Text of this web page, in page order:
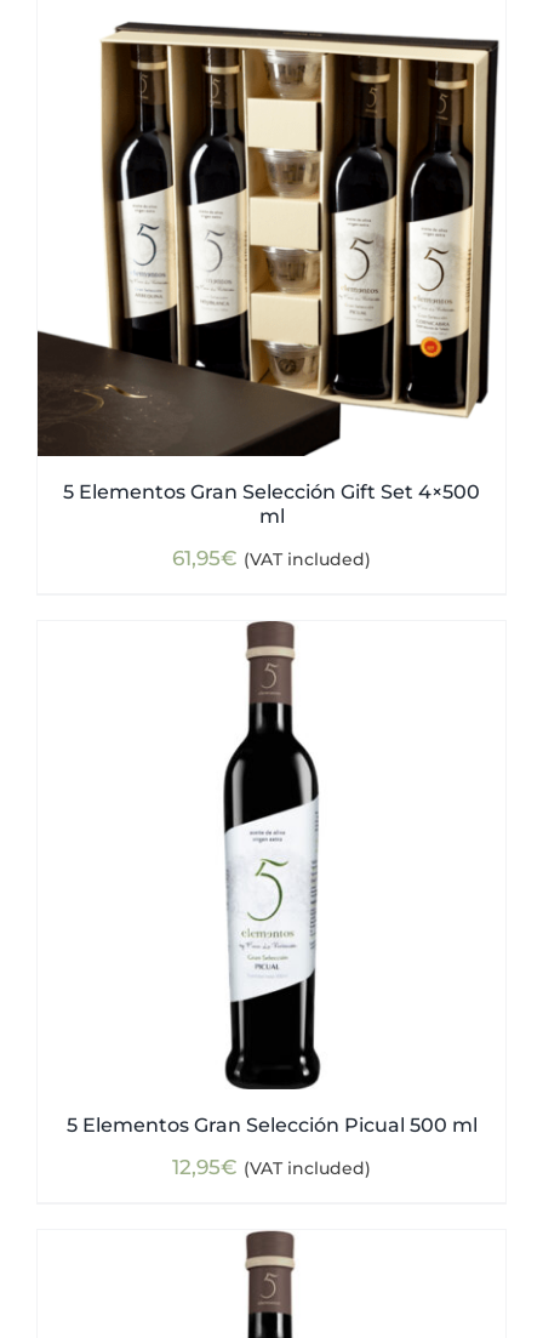
5 Elementos Gran Selección Gift Set 4×500
ml
61,95€ (VAT included)
5 Elementos Gran Selección Picual 500 ml
12,95€ (VAT included)